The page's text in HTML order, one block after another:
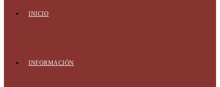
INICIO
INFORMACIÓN